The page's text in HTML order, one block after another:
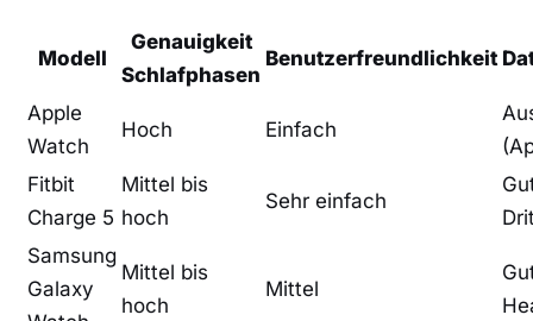
Modell
Genauigkeit
Schlafphasen
Benutzerfreundlichkeit
Apple
Watch
Hoch Einfach
Fitbit
Charge 5
Mittel bis ​
hoch
Sehr einfach
Samsung
Galaxy
Mittel bis
hoch
Mittel